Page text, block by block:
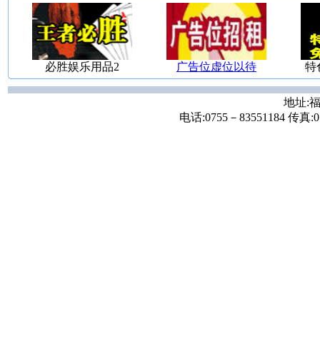
必胜娱乐用品2 广告位虚位以待 特
地址:
电话:0755－83551184 传真